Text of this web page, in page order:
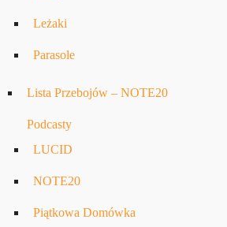
Leżaki
Parasole
Lista Przebojów – NOTE20
Podcasty
LUCID
NOTE20
Piątkowa Domówka